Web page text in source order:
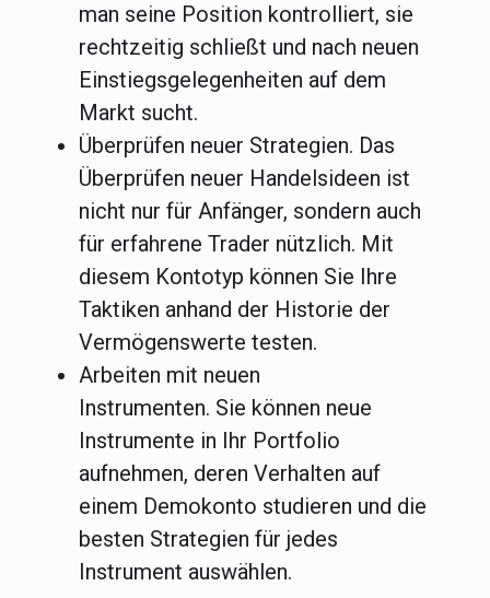
man seine Position kontrolliert, sie
rechtzeitig schließt und nach neuen
Einstiegsgelegenheiten auf dem
Markt sucht.
Überprüfen neuer Strategien. Das
Überprüfen neuer Handelsideen ist
nicht nur für Anfänger, sondern auch
für erfahrene Trader nützlich. Mit
diesem Kontotyp können Sie Ihre
Taktiken anhand der Historie der
Vermögenswerte testen.
Arbeiten mit neuen
Instrumenten. Sie können neue
Instrumente in Ihr Portfolio
aufnehmen, deren Verhalten auf
einem Demokonto studieren und die
besten Strategien für jedes
Instrument auswählen.